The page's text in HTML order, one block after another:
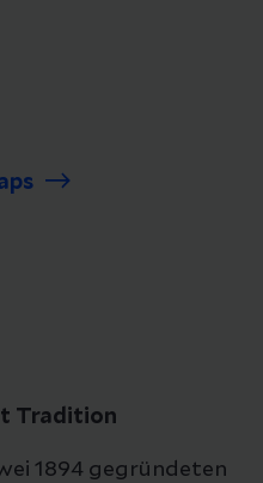
Tradition
1894 gegründeten